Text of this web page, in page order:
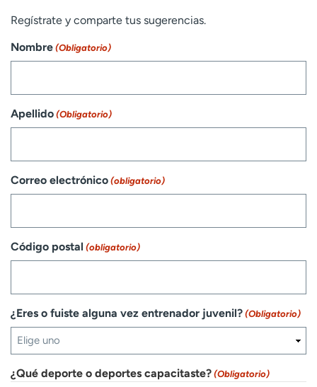
Regístrate y comparte tus sugerencias.
Nombre (Obligatorio)
Apellido (Obligatorio)
Correo electrónico (obligatorio)
Código postal (obligatorio)
¿Eres o fuiste alguna vez entrenador juvenil? (Obligatorio)
¿Qué deporte o deportes capacitaste? (Obligatorio)